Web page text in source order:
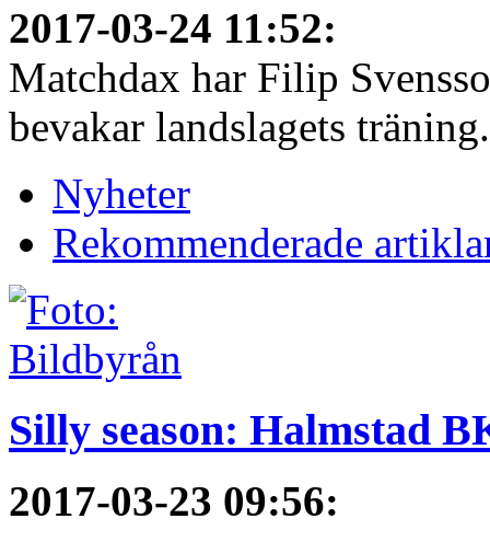
2017-03-24 11:52:
Matchdax har Filip
bevakar landslagets
Nyheter
Rekommenderade
Silly season: Halmstad
2017-03-23 09:56: